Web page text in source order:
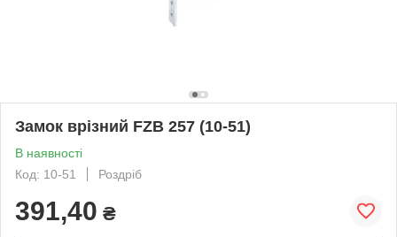
Замок врізний FZB 257 (10-51)
В наявності
Код: 10-51
Роздріб
391,40 ₴